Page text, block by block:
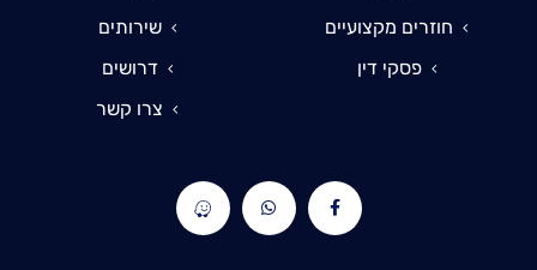
שירותים
חוזרים מקצועיים
דרושים
פסקי דין
צרו קשר